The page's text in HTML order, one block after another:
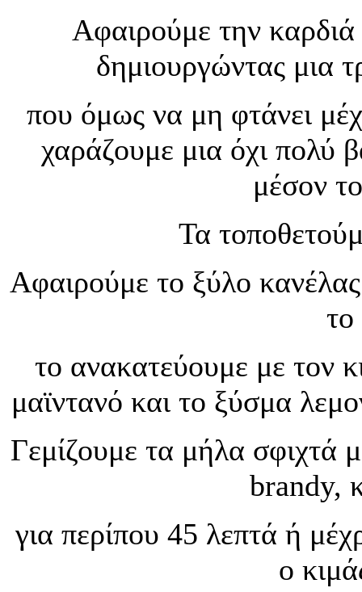
Αφαιρούμε την
δημιουργώντας μια
που όμως να μη φτάνει
χαράζουμε μια όχι πολύ
μέσον
Τα
Αφαιρούμε το ξύλο
το
το ανακατεύουμε με τον
μαϊντανό και το ξύσμα
Γεμίζουμε τα μήλα σφιχτά
brandy,
για περίπου 45 λεπτά ή
ο